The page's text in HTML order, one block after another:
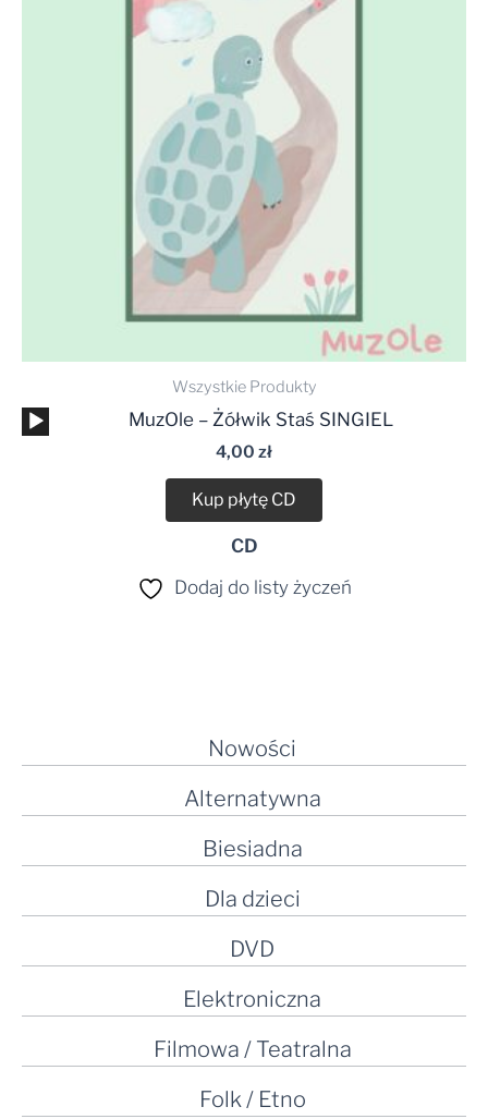
Nowości
Alternatywna
Biesiadna
Dla dzieci
DVD
Elektroniczna
Filmowa / Teatralna
Folk / Etno
Wszystkie Produkty
Odtwarzacz
plików
MuzOle – Żółwik Staś SINGIEL
4,00 zł
Kup płytę CD
CD
Dodaj do listy życzeń